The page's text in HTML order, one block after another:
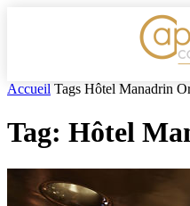
Accueil Tags Hôtel Manadrin
Tag: Hôtel